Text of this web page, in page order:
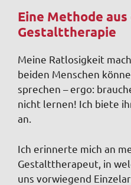
Eine Methode aus
Gestalttherapie
Meine Ratlosigkeit
beiden Menschen
sprechen – ergo:
nicht lernen! Ich biete
an.
Ich erinnerte mich an
Gestalttherapeut, in
uns vorwiegend